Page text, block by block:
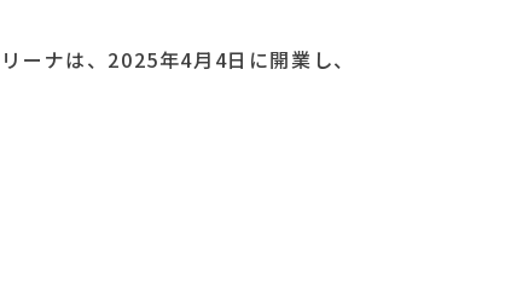
ーナは、2025年4月4日に開業し、